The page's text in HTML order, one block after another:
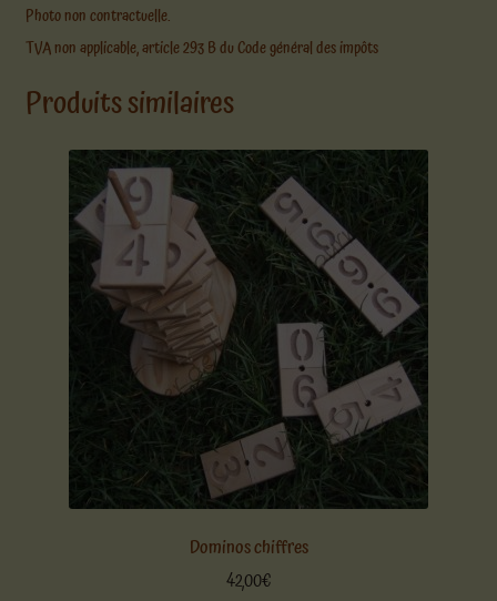
Photo non contractuelle.
TVA non applicable, article 293 B du Code général des impôts
Produits similaires
Dominos chiffres
42,00€